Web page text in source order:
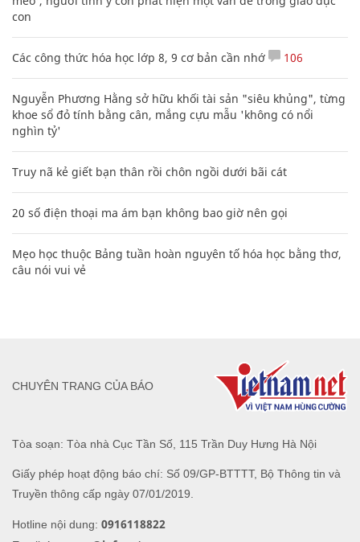
con
Các công thức hóa học lớp 8, 9 cơ bản cần nhớ 106
Nguyễn Phương Hằng sở hữu khối tài sản "siêu khủng", từng
khoe sổ đỏ tính bằng cân, mắng cựu mẫu 'không có nổi
nghìn tỷ'
Truy nã kẻ giết bạn thân rồi chôn ngồi dưới bãi cát
20 số điện thoại ma ám bạn không bao giờ nên gọi
Mẹo học thuộc Bảng tuần hoàn nguyên tố hóa học bằng thơ,
câu nói vui vẻ
Tòa soạn: Tòa nhà Cục Tần Số, 115 Trần Duy Hưng Hà Nội
Giấy phép hoạt động báo chí: Số 09/GP-BTTTT, Bộ Thông tin và
Truyền thông cấp ngày 07/01/2019.
Hotline nội dung: 0916118822
CHUYÊN TRANG CỦA BÁO